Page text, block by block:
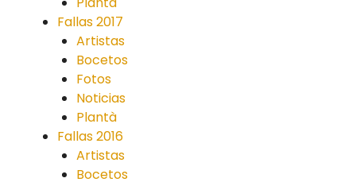
Fallas 2017
Artistas
Bocetos
Fotos
Noticias
Plantà
Fallas 2016
Artistas
Bocetos